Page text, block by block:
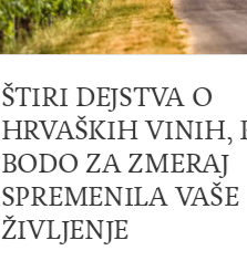
ŠTIRI DEJSTVA O
HRVAŠKIH VINIH,
BODO ZA ZMERAJ
SPREMENILA VAŠE
ŽIVLJENJE